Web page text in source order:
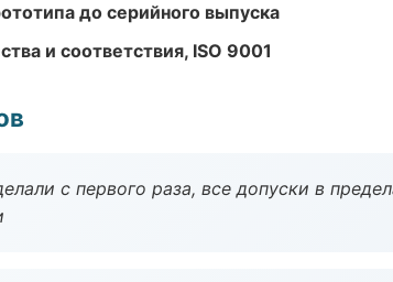
до серийного выпуска
и соответствия, ISO 9001
с первого раза, все допуски в